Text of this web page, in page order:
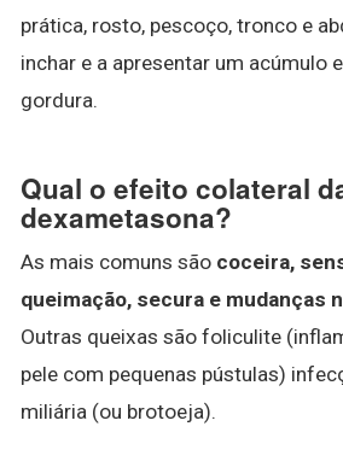
prática, rosto, pescoço, tronco e
inchar e a apresentar um acúmulo
gordura.
Qual o efeito colateral
dexametasona?
As mais comuns são coceira,
queimação, secura e mudanças
Outras queixas são foliculite
pele com pequenas pústulas)
miliária (ou brotoeja).